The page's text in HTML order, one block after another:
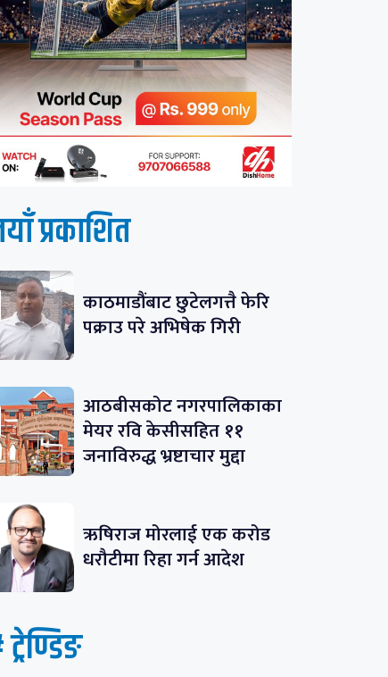
प्रकाशित
काठमाडौंबाट छुटेलगत्तै फेरि
पक्राउ परे अभिषेक गिरी
आठबीसकोट नगरपालिकाका
मेयर रवि केसीसहित ११
जनाविरुद्ध भ्रष्टाचार मुद्दा
ऋषिराज मोरलाई एक करोड
धरौटीमा रिहा गर्न आदेश